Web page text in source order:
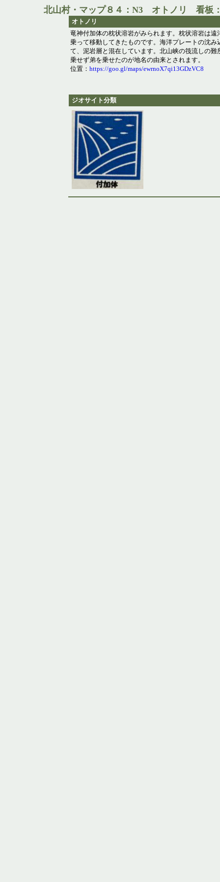
北山村・マップ８４：N3 オトノリ 看
オトノリ
竜神付加体の枕状溶岩がみられます。枕状溶岩は
乗って移動してきたものです。海洋プレートの沈
て、泥岩層と混在しています。北山峡の筏流しの
乗せず弟を乗せたのが地名の由来とされます。
位置： https://goo.gl/maps/ewrnoX7qi13GDzVC8
ジオサイト分類